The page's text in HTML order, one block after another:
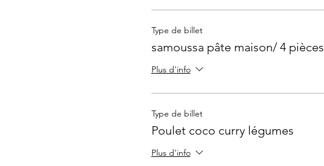
Type de billet
samoussa pâte maison/ 4 pièces
Plus d'info
Type de billet
Poulet coco curry légumes
Plus d'info